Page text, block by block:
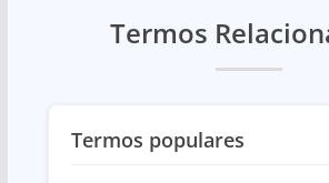
Termos
Termos populares